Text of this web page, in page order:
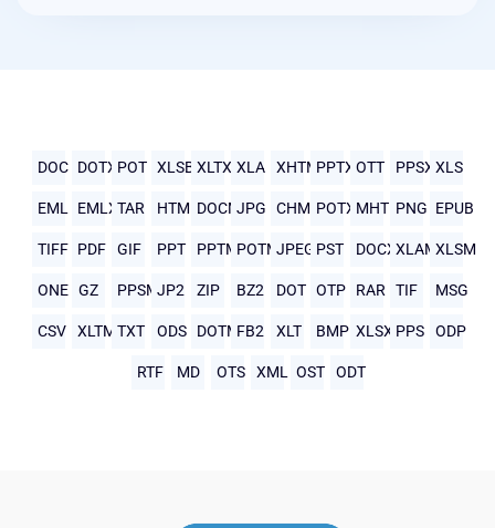
DOC DOTX POT XLSB XLTX XLA XHTMLPPTX OTT PPSX XLS
EML EMLXTAR HTMLDOCMJPG CHM POTX MHTMLPNG EPUB
TIFF PDF GIF PPT PPTMPOTMJPEG PST DOCXXLAMXLSM
ONE GZ PPSMJP2 ZIP BZ2 DOT OTP RAR TIF MSG
CSV XLTM TXT ODS DOTMFB2 XLT BMP XLSX PPS ODP
RTF MD OTS XML OST ODT